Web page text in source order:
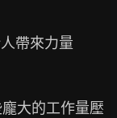
帶來力量
大的工作量壓